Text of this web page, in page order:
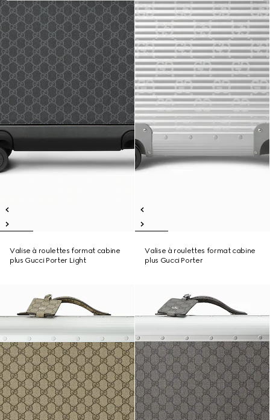
Valise à roulettes format cabine
plus Gucci Porter Light
Valise à roulettes format cabine
plus Gucci Porter